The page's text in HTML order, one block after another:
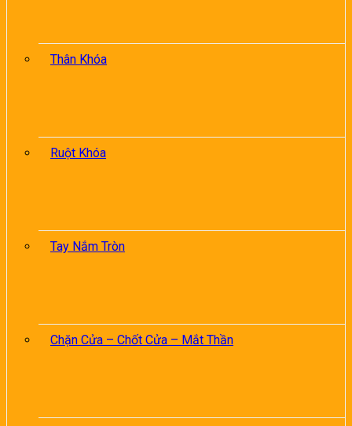
Thân Khóa
Ruột Khóa
Tay Nắm Tròn
Chặn Cửa – Chốt Cửa – Mắt Thần